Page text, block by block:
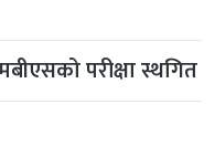
परीक्षा स्थगित